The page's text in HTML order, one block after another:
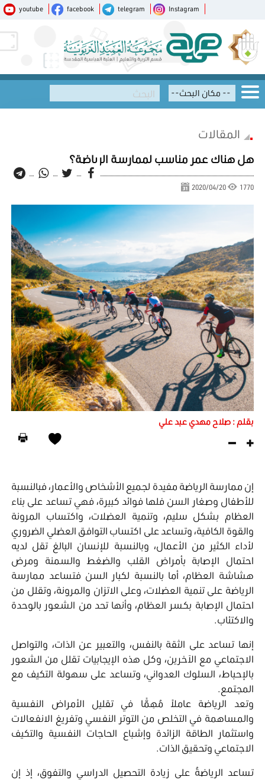
youtube facebook telegram Instagram
المقالات
هل هناك عمر مناسب لممارسة الرياضة؟
2020/04/20 1770
بقلم : صلاح مهدي عبد علي
إن ممارسة الرياضة مفيدة لجميع الأشخاص والأعمار، فبالنسبة
للأطفال وصغار السن فلها فوائد كبيرة، فهي تساعد على بناء
العظام بشكل سليم، وتنمية العضلات، واكتساب المرونة
والقوة الكافية، وتساعد على اكتساب التوافق العضلي الضروري
لأداء الكثير من الأعمال، وبالنسبة للإنسان البالغ تقل لديه
احتمال الإصابة بأمراض القلب والضغط والسمنة ومرض
هشاشة العظام، أما بالنسبة لكبار السن فتساعد ممارسة
الرياضة على تنمية العضلات، وعلى الاتزان والمرونة، وتقلل من
احتمال الإصابة بكسر العظام، وأنها تحد من الشعور بالوحدة
والاكتئاب.
إنها تساعد على الثقة بالنفس، والتعبير عن الذات، والتواصل
الاجتماعي مع الآخرين، وكل هذه الإيجابيات تقلل من الشعور
بالإحباط، السلوك العدواني، وتساعد على سهولة التكيف مع
المجتمع.
وتعد الرياضة عاملاً مُهِمًّا في تقليل الأمراض النفسية
والمساهمة في التخلص من التوتر النفسي وتفريغ الانفعالات
واستثمار الطاقة الزائدة وإشباع الحاجات النفسية والتكيف
الاجتماعي وتحقيق الذات.
تساعد الرياضةُ على زيادة التحصيل الدراسي والتفوق، إذ إن